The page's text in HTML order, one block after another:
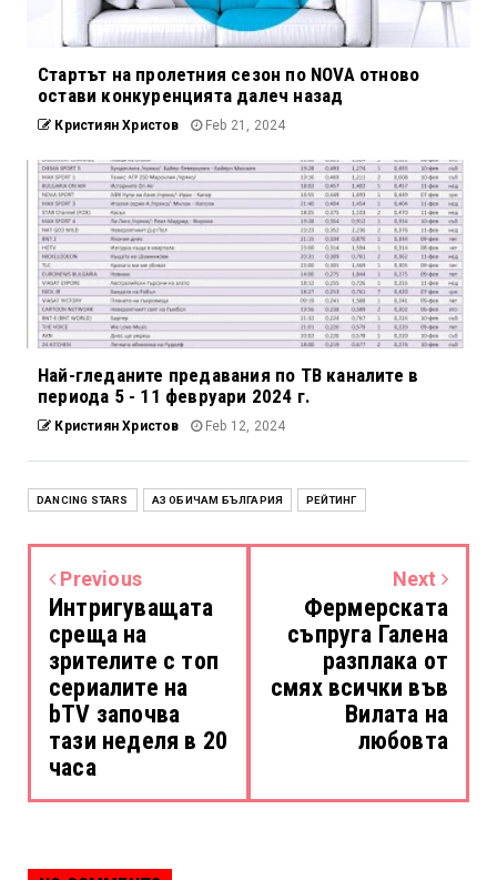
Стартът на пролетния сезон по NOVA отново
остави конкуренцията далеч назад
Кристиян Христов Feb 21, 2024
Най-гледаните предавания по ТВ каналите в
периода 5 - 11 февруари 2024 г.
Кристиян Христов Feb 12, 2024
DANCING STARS АЗ ОБИЧАМ БЪЛГАРИЯ РЕЙТИНГ
Previous
Интригуващата
среща на
зрителите с топ
сериалите на
bTV започва
тази неделя в 20
часа
Next
Фермерската
съпруга Галена
разплака от
смях всички във
Вилата на
любовта